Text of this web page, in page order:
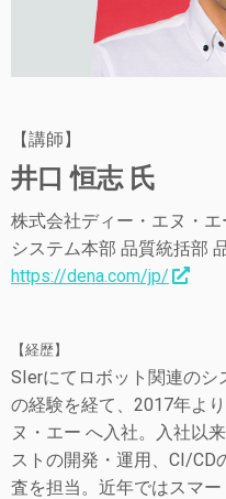
【講師】
井口 恒志 氏
株式会社ディー・エヌ・エ
システム本部 品質統括部
https://dena.com/jp/
【経歴】
SIerにてロボット関連のシ
の経験を経て、2017年よ
ヌ・エー へ入社。入社以
ストの開発・運用、CI/CD
査を担当。近年ではスマ